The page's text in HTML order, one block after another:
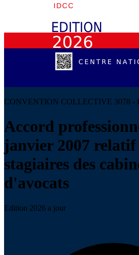
CONVENTION COLLECTIVE 3078 -
Accord
janvier 2007
stagiaires des
d'avocats
Edition 2026 a jour